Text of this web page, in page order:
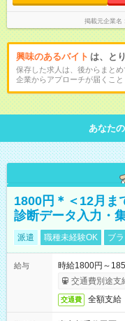
と異なる部分が
時給 1,400円以
インターンとし
て、明日に備え
掲載元企業名
興味のあるバイト は、と
保存した求人は、後からまとめ
企業からアプローチが届くこと
あなた
1800円＊＜12月ま
診断データ入力・
派遣 職種未経験OK ブ
給与
時給1800円～
交通費別途支
交通費 全額支給